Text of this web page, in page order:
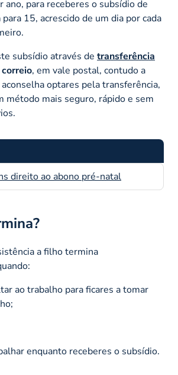
ano, para receberes o subsídio de
15, acrescido de um dia por cada
subsídio através de transferência
correio, em vale postal, contudo a
optares pela transferência,
método mais seguro, rápido e sem
direito ao abono pré-natal
a filho termina
ao trabalho para ficares a tomar
enquanto receberes o subsídio.